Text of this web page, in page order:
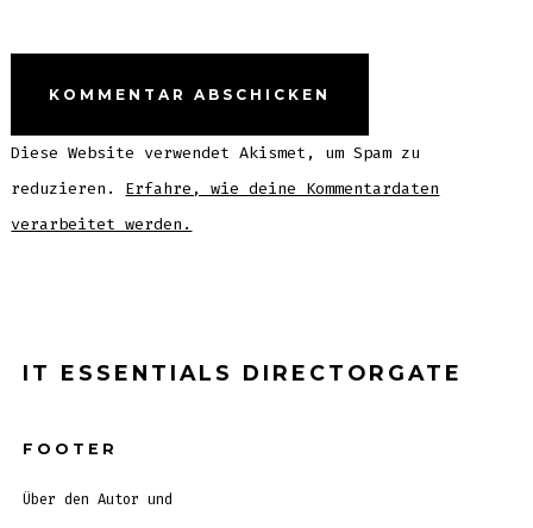
Diese Website verwendet Akismet, um Spam zu
reduzieren. Erfahre, wie deine Kommentardaten
verarbeitet werden.
IT ESSENTIALS DIRECTORGATE
FOOTER
Über den Autor und